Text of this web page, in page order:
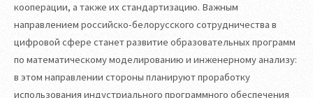
кооперации, а также их стандартизацию. Важным
направлением российско-белорусского сотрудничества в
цифровой сфере станет развитие образовательных программ
по математическому моделированию и инженерному анализу:
в этом направлении стороны планируют проработку
использования индустриального программного обеспечения